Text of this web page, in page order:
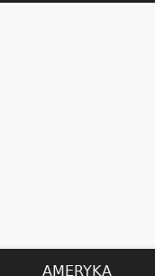
AMERYKA